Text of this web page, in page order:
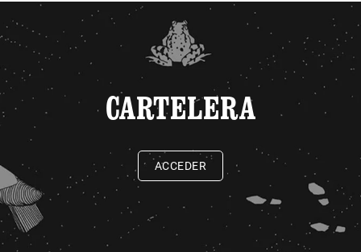
CARTELERA
ACCEDER